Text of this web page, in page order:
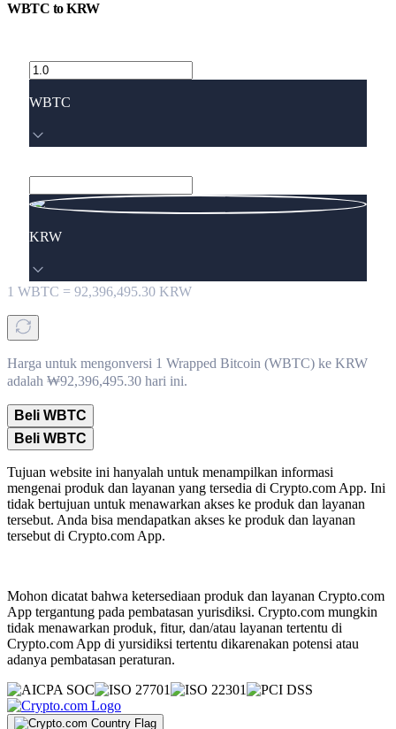
WBTC toKRW
WBTC
KRW
1 WBTC = 92,396,495.30 KRW
Harga untuk mengonversi 1 Wrapped Bitcoin (WBTC) ke KRW
adalah ₩92,396,495.30 hari ini.
Beli WBTC
Beli WBTC
Tujuan website ini hanyalah untuk menampilkan informasi
mengenai produk dan layanan yang tersedia di Crypto.com App. Ini
tidak bertujuan untuk menawarkan akses ke produk dan layanan
tersebut. Anda bisa mendapatkan akses ke produk dan layanan
tersebut di Crypto.com App.
Mohon dicatat bahwa ketersediaan produk dan layanan Crypto.com
App tergantung pada pembatasan yurisdiksi. Crypto.com mungkin
tidak menawarkan produk, fitur, dan/atau layanan tertentu di
Crypto.com App di yursidiksi tertentu dikarenakan potensi atau
adanya pembatasan peraturan.